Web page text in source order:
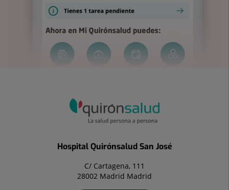
Hospital Quirónsalud San José
C/ Cartagena, 111
28002 Madrid Madrid